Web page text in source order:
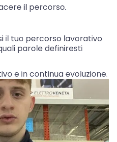
il percorso.
il tuo percorso lavorativo
parole definiresti
e in continua evoluzione.